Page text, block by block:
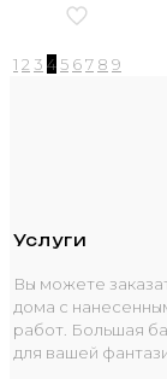
1 2 3 45 67 8 9
Услуги
Вы можете
дома с
работ. Большая
для вашей